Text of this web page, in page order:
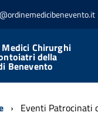
Chirurghi
della
Benevento
Eventi Patrocinati